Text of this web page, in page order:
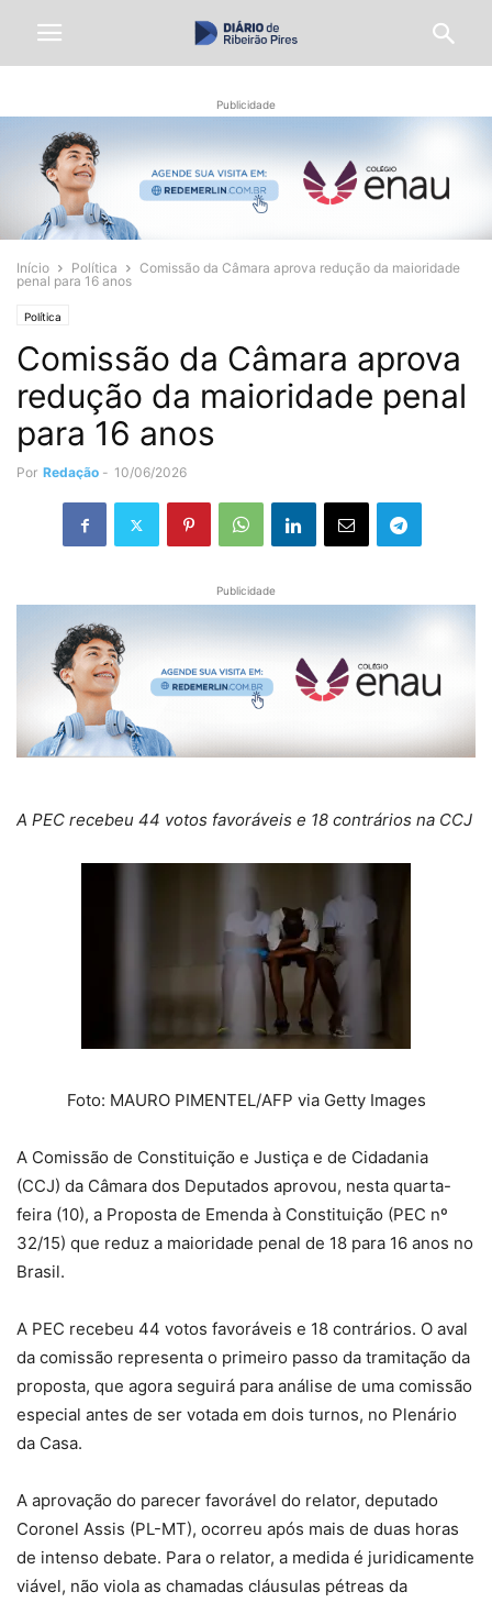
Publicidade
Início Política
Comissão da Câmara aprova redução da maioridade
penal para 16 anos
Política
Comissão da Câmara aprova
redução da maioridade penal
para 16 anos
Por Redação - 10/06/2026
Publicidade
A PEC recebeu 44 votos favoráveis e 18 contrários na CCJ
Foto: MAURO PIMENTEL/AFP via Getty Images
A Comissão de Constituição e Justiça e de Cidadania
(CCJ) da Câmara dos Deputados aprovou, nesta quarta-
feira (10), a Proposta de Emenda à Constituição (PEC nº
32/15) que reduz a maioridade penal de 18 para 16 anos no
Brasil.
A PEC recebeu 44 votos favoráveis e 18 contrários. O aval
da comissão representa o primeiro passo da tramitação da
proposta, que agora seguirá para análise de uma comissão
especial antes de ser votada em dois turnos, no Plenário
da Casa.
A aprovação do parecer favorável do relator, deputado
Coronel Assis (PL-MT), ocorreu após mais de duas horas
de intenso debate. Para o relator, a medida é juridicamente
viável, não viola as chamadas cláusulas pétreas da